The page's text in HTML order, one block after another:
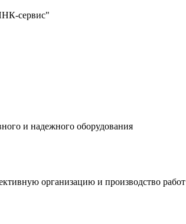
сервис"
и надежного оборудования
организацию и производство работ